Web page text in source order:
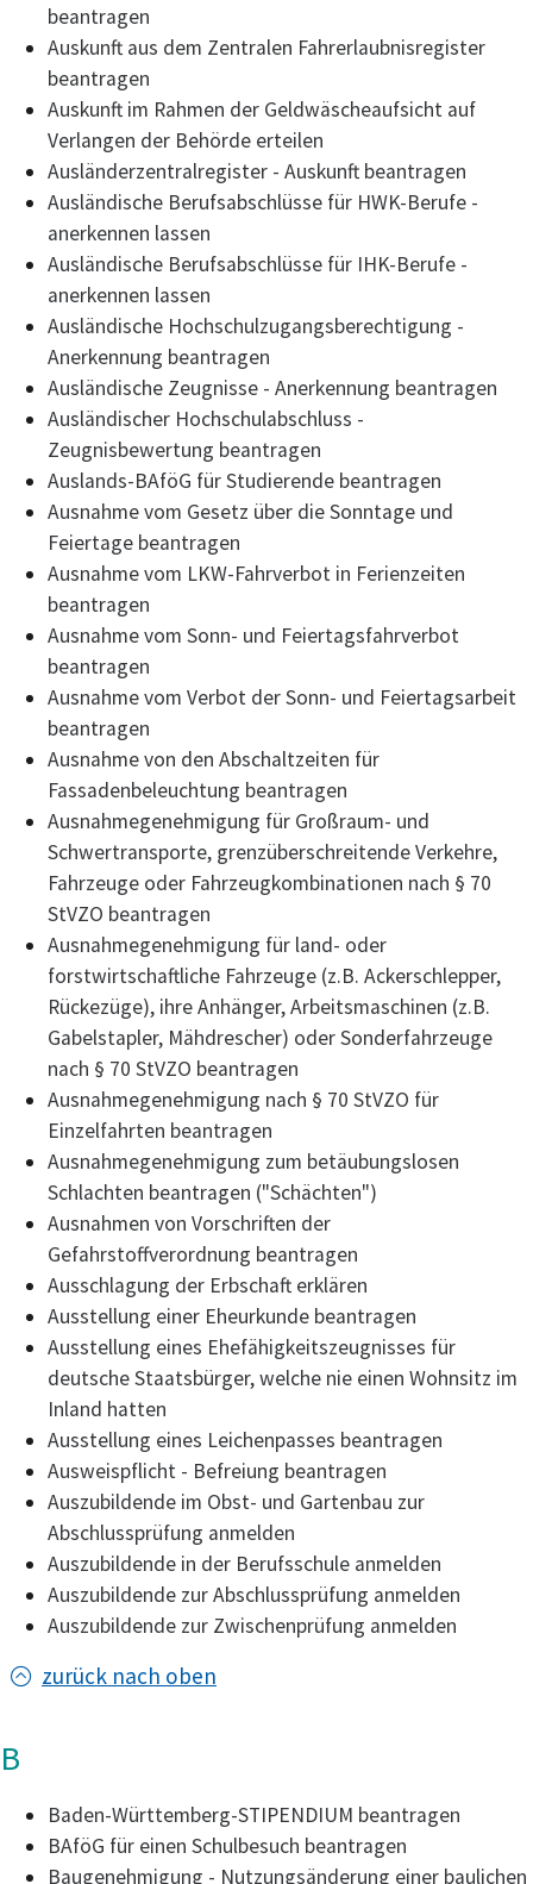
beantragen
Auskunft aus dem Zentralen Fahrerlaubnisregister
beantragen
Auskunft im Rahmen der Geldwäscheaufsicht auf
Verlangen der Behörde erteilen
Ausländerzentralregister - Auskunft beantragen
Ausländische Berufsabschlüsse für HWK-Berufe -
anerkennen lassen
Ausländische Berufsabschlüsse für IHK-Berufe -
anerkennen lassen
Ausländische Hochschulzugangsberechtigung -
Anerkennung beantragen
Ausländische Zeugnisse - Anerkennung beantragen
Ausländischer Hochschulabschluss -
Zeugnisbewertung beantragen
Auslands-BAföG für Studierende beantragen
Ausnahme vom Gesetz über die Sonntage und
Feiertage beantragen
Ausnahme vom LKW-Fahrverbot in Ferienzeiten
beantragen
Ausnahme vom Sonn- und Feiertagsfahrverbot
beantragen
Ausnahme vom Verbot der Sonn- und Feiertagsarbeit
beantragen
Ausnahme von den Abschaltzeiten für
Fassadenbeleuchtung beantragen
Ausnahmegenehmigung für Großraum- und
Schwertransporte, grenzüberschreitende Verkehre,
Fahrzeuge oder Fahrzeugkombinationen nach § 70
StVZO beantragen
Ausnahmegenehmigung für land- oder
forstwirtschaftliche Fahrzeuge (z.B. Ackerschlepper,
Rückezüge), ihre Anhänger, Arbeitsmaschinen (z.B.
Gabelstapler, Mähdrescher) oder Sonderfahrzeuge
nach § 70 StVZO beantragen
Ausnahmegenehmigung nach § 70 StVZO für
Einzelfahrten beantragen
Ausnahmegenehmigung zum betäubungslosen
Schlachten beantragen ("Schächten")
Ausnahmen von Vorschriften der
Gefahrstoffverordnung beantragen
Ausschlagung der Erbschaft erklären
Ausstellung einer Eheurkunde beantragen
Ausstellung eines Ehefähigkeitszeugnisses für
deutsche Staatsbürger, welche nie einen Wohnsitz im
Inland hatten
Ausstellung eines Leichenpasses beantragen
Ausweispflicht - Befreiung beantragen
Auszubildende im Obst- und Gartenbau zur
Abschlussprüfung anmelden
Auszubildende in der Berufsschule anmelden
Auszubildende zur Abschlussprüfung anmelden
Auszubildende zur Zwischenprüfung anmelden
zurück nach oben
B
Baden-Württemberg-STIPENDIUM beantragen
BAföG für einen Schulbesuch beantragen
Baugenehmigung - Nutzungsänderung einer baulichen